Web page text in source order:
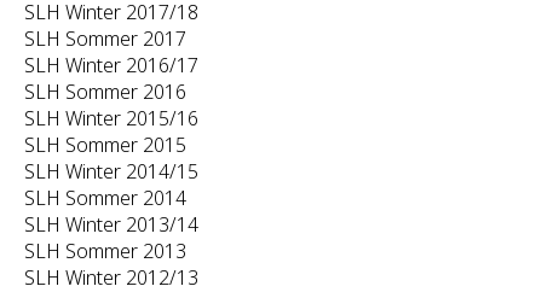
SLH Winter 2017/18
SLH Sommer 2017
SLH Winter 2016/17
SLH Sommer 2016
SLH Winter 2015/16
SLH Sommer 2015
SLH Winter 2014/15
SLH Sommer 2014
SLH Winter 2013/14
SLH Sommer 2013
SLH Winter 2012/13